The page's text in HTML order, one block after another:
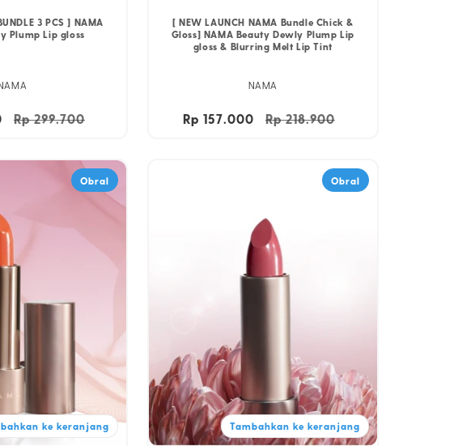
3 PCS ] NAMA
Plump Lip gloss
Harga
Rp 299.700
[ NEW LAUNCH NAMA Bundle Chick &
Gloss] NAMA Beauty Dewly Plump Lip
gloss & Blurring Melt Lip Tint
NAMA
Rp 157.000
Harga
Rp 218.900
Obral
ke keranjang
Obral
Tambahkan ke keranjang